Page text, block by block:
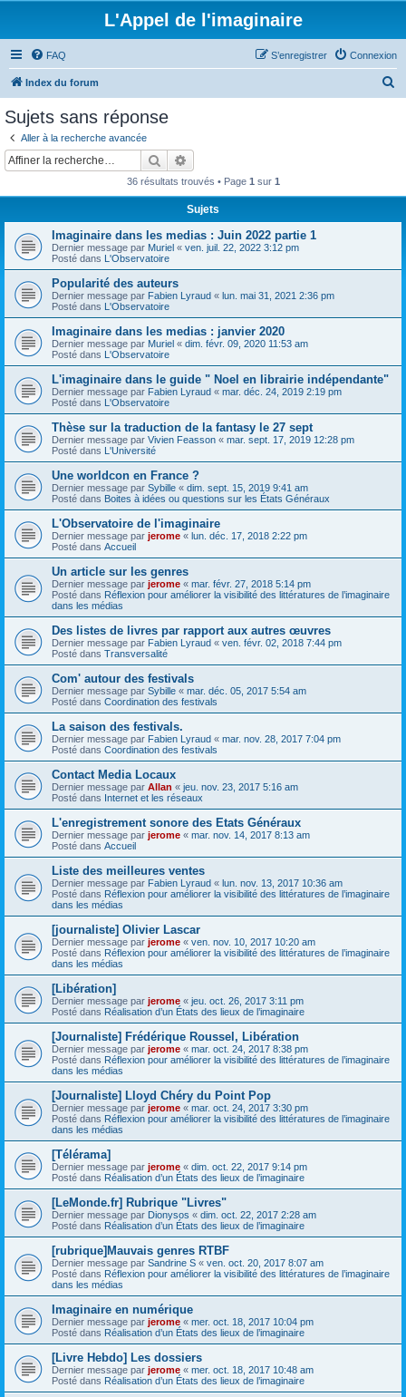
L'Appel de l'imaginaire
FAQ Connexion
S’enregistrer
Index du forum
Sujets sans réponse
Aller à la recherche avancée
Rechercher
36 résultats trouvés • Page 1 sur 1
Sujets
Imaginaire dans les medias : Juin 2022 partie 1
Dernier message par Muriel « ven. juil. 22, 2022 3:12 pm
Posté dans L'Observatoire
Popularité des auteurs
Dernier message par Fabien Lyraud « lun. mai 31, 2021 2:36 pm
Posté dans L'Observatoire
Imaginaire dans les medias : janvier 2020
Dernier message par Muriel « dim. févr. 09, 2020 11:53 am
Posté dans L'Observatoire
L'imaginaire dans le guide " Noel en librairie indépendante"
Dernier message par Fabien Lyraud « mar. déc. 24, 2019 2:19 pm
Posté dans L'Observatoire
Thèse sur la traduction de la fantasy le 27 sept
Dernier message par Vivien Feasson « mar. sept. 17, 2019 12:28 pm
Posté dans L'Université
Une worldcon en France ?
Dernier message par Sybille « dim. sept. 15, 2019 9:41 am
Posté dans Boites à idées ou questions sur les États Généraux
L'Observatoire de l'imaginaire
Dernier message par jerome « lun. déc. 17, 2018 2:22 pm
Posté dans Accueil
Un article sur les genres
Dernier message par jerome « mar. févr. 27, 2018 5:14 pm
Posté dans Réflexion pour améliorer la visibilité des littératures de l’imaginaire
dans les médias
Des listes de livres par rapport aux autres œuvres
Dernier message par Fabien Lyraud « ven. févr. 02, 2018 7:44 pm
Posté dans Transversalité
Com' autour des festivals
Dernier message par Sybille « mar. déc. 05, 2017 5:54 am
Posté dans Coordination des festivals
La saison des festivals.
Dernier message par Fabien Lyraud « mar. nov. 28, 2017 7:04 pm
Posté dans Coordination des festivals
Contact Media Locaux
Dernier message par Allan « jeu. nov. 23, 2017 5:16 am
Posté dans Internet et les réseaux
L'enregistrement sonore des Etats Généraux
Dernier message par jerome « mar. nov. 14, 2017 8:13 am
Posté dans Accueil
Liste des meilleures ventes
Dernier message par Fabien Lyraud « lun. nov. 13, 2017 10:36 am
Posté dans Réflexion pour améliorer la visibilité des littératures de l’imaginaire
dans les médias
[journaliste] Olivier Lascar
Dernier message par jerome « ven. nov. 10, 2017 10:20 am
Posté dans Réflexion pour améliorer la visibilité des littératures de l’imaginaire
dans les médias
[Libération]
Dernier message par jerome « jeu. oct. 26, 2017 3:11 pm
Posté dans Réalisation d’un États des lieux de l’imaginaire
[Journaliste] Frédérique Roussel, Libération
Dernier message par jerome « mar. oct. 24, 2017 8:38 pm
Posté dans Réflexion pour améliorer la visibilité des littératures de l’imaginaire
dans les médias
[Journaliste] Lloyd Chéry du Point Pop
Dernier message par jerome « mar. oct. 24, 2017 3:30 pm
Posté dans Réflexion pour améliorer la visibilité des littératures de l’imaginaire
dans les médias
[Télérama]
Dernier message par jerome « dim. oct. 22, 2017 9:14 pm
Posté dans Réalisation d’un États des lieux de l’imaginaire
[LeMonde.fr] Rubrique "Livres"
Dernier message par Dionysos « dim. oct. 22, 2017 2:28 am
Posté dans Réalisation d’un États des lieux de l’imaginaire
[rubrique]Mauvais genres RTBF
Dernier message par Sandrine S « ven. oct. 20, 2017 8:07 am
Posté dans Réflexion pour améliorer la visibilité des littératures de l’imaginaire
dans les médias
Imaginaire en numérique
Dernier message par jerome « mer. oct. 18, 2017 10:04 pm
Posté dans Réalisation d’un États des lieux de l’imaginaire
[Livre Hebdo] Les dossiers
Dernier message par jerome « mer. oct. 18, 2017 10:48 am
Posté dans Réalisation d’un États des lieux de l’imaginaire